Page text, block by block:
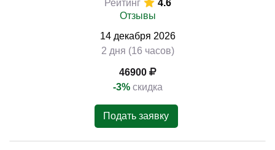
Рейтинг
4.6
Отзывы
14 декабря 2026
2 дня (16 часов)
46900
-3% скидка
Подать заявку